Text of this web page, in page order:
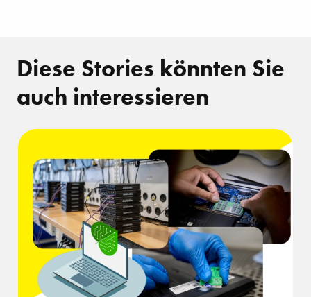
Diese Stories könnten Sie
auch interessieren